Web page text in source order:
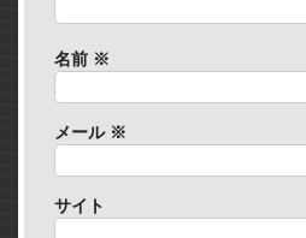
名前 ※
メール ※
サイト